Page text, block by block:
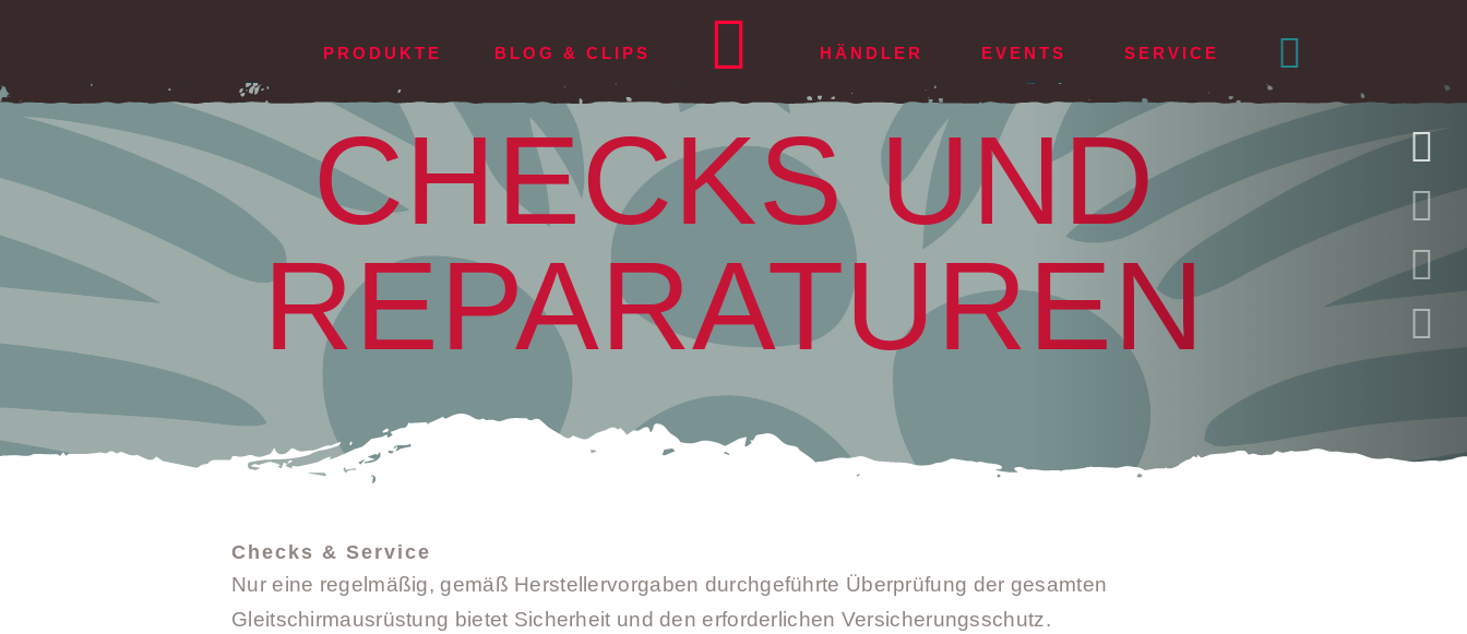
PRODUKTE
GLEITSCHIRME
Pica²
Buteo XC
Sitta
Parus²
Nikita XTC
Kiwi
GURTZEUG
Xema²
RETTER
Square light
Square 115
Lite Biplace
ZUBEHÖR
HELME
XC Rucksack
Rucksack light
Comfort Bag
Tandem Spreize
Speed-System
Zellenpacksack
Rucksack
KLEIDUNG
Frauen
Männer
BLOG & CLIPS HÄNDLER EVENTS SERVICE
SERVICE
Checks und
Sicherheitsmitteilungen
Downloads
Checkdaten
Garantie
KONTAKT
Kontakt
Team
Manifest
Impressum
DEUTSCH ESPAÑOL FRANÇAIS ENGLISH
CHECKS UND
REPARATUREN
Checks & Service
Nur eine regelmäßig, gemäß Herstellervorgaben durchgeführte Überprüfung der gesamten
Gleitschirmausrüstung bietet Sicherheit und den erforderlichen Versicherungsschutz.